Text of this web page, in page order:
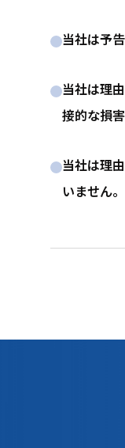
当社は予
当社は理
接的な損
当社は理
いません。